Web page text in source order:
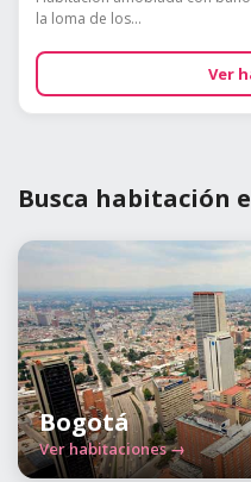
la loma de los...
Ver
Busca habitación
Bogotá
Ver habitaciones →